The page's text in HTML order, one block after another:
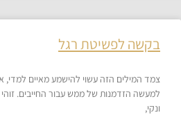
בקשה לפשיטת רגל
צמד המילים הזה עשוי להישמע מאיים למדי,
למעשה הזדמנות של ממש עבור החייבים.
ונקי,